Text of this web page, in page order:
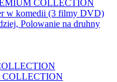
COLLECTION
w komedii (3 filmy DVD)
Polowanie na druhny
COLLECTION